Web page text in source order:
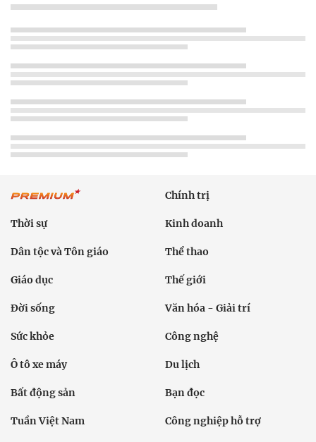
Chính trị
Thời sự Kinh doanh
Dân tộc và Tôn giáo Thể thao
Giáo dục Thế giới
Đời sống Văn hóa - Giải trí
Sức khỏe Công nghệ
Ô tô xe máy Du lịch
Bất động sản Bạn đọc
Tuần Việt Nam Công nghiệp hỗ trợ